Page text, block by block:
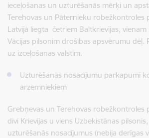
ieceļošanas un uzturēšanās mērķi un
Terehovas un Pāternieku robežkontroles
Latvijā liegta četriem Baltkrievijas, vienam
Vācijas pilsonim drošības apsvērumu dēļ.
uz izceļošanas valstīm.
Uzturēšanās nosacījumu pārkāpumi
ārzemniekiem
Grebņevas un Terehovas robežkontroles
divi Krievijas u viens Uzbekistānas
uzturēšanās nosacījumus (nebija derīgas